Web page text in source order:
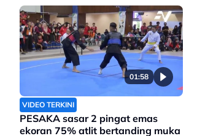
01:58
VIDEO TERKINI
PESAKA sasar 2 pingat emas
ekoran 75% atlit bertanding muka